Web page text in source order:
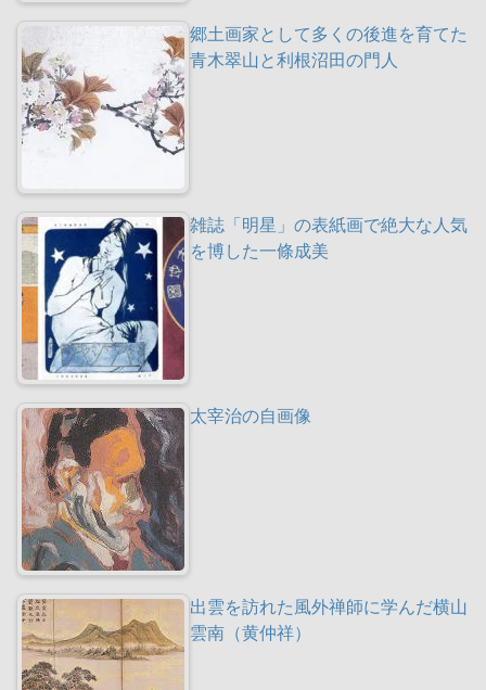
郷土画家として多くの後進を育てた
青木翠山と利根沼田の門人
雑誌「明星」の表紙画で絶大な人気
を博した一條成美
太宰治の自画像
出雲を訪れた風外禅師に学んだ横山
雲南（黄仲祥）